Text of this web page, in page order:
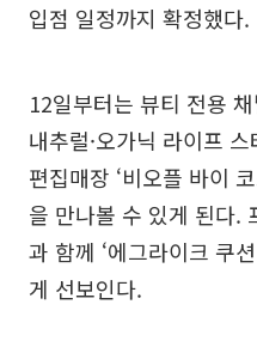
입점 일정까지 확정했다.
12일부터는 뷰티 전용
내추럴·오가닉 라이프
편집매장 ‘비오플 바이
을 만나볼 수 있게 된다.
과 함께 ‘에그라이크 쿠
게 선보인다.